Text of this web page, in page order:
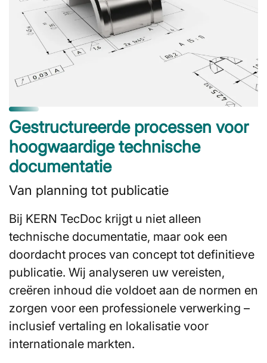
Gestructureerde processen voor
hoogwaardige technische
documentatie
Van planning tot publicatie
Bij KERN TecDoc krijgt u niet alleen
technische documentatie, maar ook een
doordacht proces van concept tot definitieve
publicatie. Wij analyseren uw vereisten,
creëren inhoud die voldoet aan de normen en
zorgen voor een professionele verwerking –
inclusief vertaling en lokalisatie voor
internationale markten.